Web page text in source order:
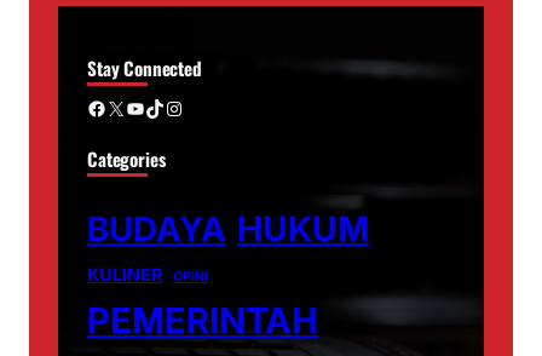
Stay Connected
Facebook X YouTube TikTok Instagram
Categories
BUDAYA HUKUM
KULINER OPINI
PEMERINTAH